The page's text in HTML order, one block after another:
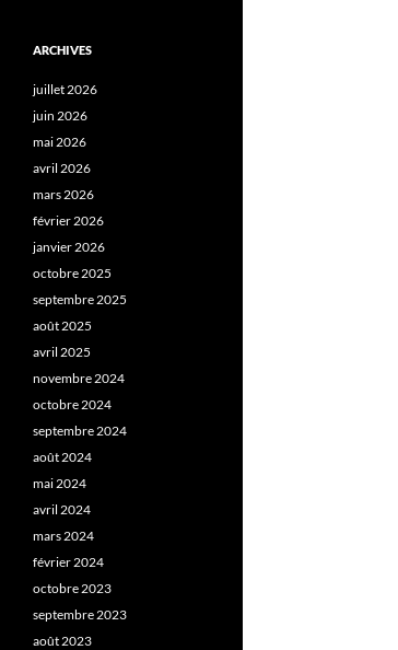
ARCHIVES
juillet 2026
juin 2026
mai 2026
avril 2026
mars 2026
février 2026
janvier 2026
octobre 2025
septembre 2025
août 2025
avril 2025
novembre 2024
octobre 2024
septembre 2024
août 2024
mai 2024
avril 2024
mars 2024
février 2024
octobre 2023
septembre 2023
août 2023